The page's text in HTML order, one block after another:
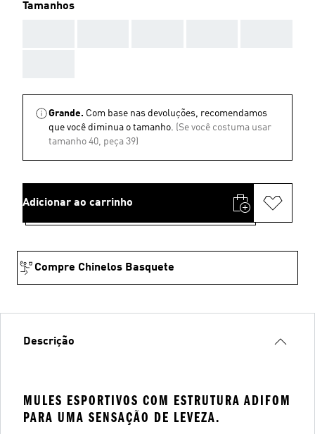
Tamanhos
Grande. Com base nas devoluções, recomendamos
que você diminua o tamanho. (Se você costuma usar
tamanho 40, peça 39)
Adicionar ao carrinho
Compre Chinelos Basquete
Descrição
MULES ESPORTIVOS COM ESTRUTURA ADIFOM
PARA UMA SENSAÇÃO DE LEVEZA.